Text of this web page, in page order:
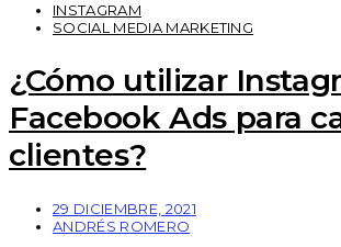
INSTAGRAM
SOCIAL MEDIA MARKETING
¿Cómo utilizar
Facebook Ads para
clientes?
29 DICIEMBRE, 2021
ANDRÉS ROMERO